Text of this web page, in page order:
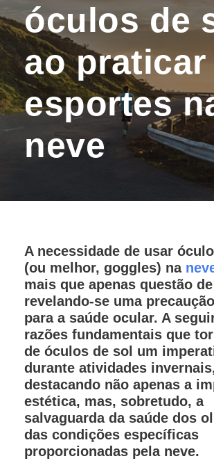
óculos de
ao praticar
esportes
neve
A necessidade de usar
(ou melhor, goggles) na
mais que apenas questão
revelando-se uma
para a saúde ocular. A
razões fundamentais que
de óculos de sol um
durante atividades
destacando não apenas a
estética, mas, sobretudo, a
salvaguarda da saúde dos
das condições específicas
proporcionadas pela neve.